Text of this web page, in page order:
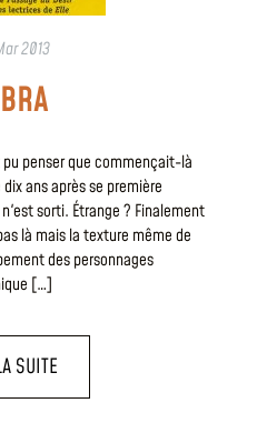
2013
penser que commençait-là
ans après se première
sorti. Étrange ? Finalement
là mais la texture même de
des personnages
[…]
SUITE